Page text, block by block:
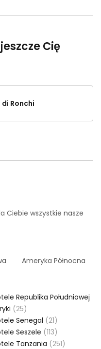
Cię
Ronchi
Ciebie wszystkie nasze
Ameryka Północna
Republika Południowej
(25)
Senegal (21)
Seszele (113)
Tanzania (251)